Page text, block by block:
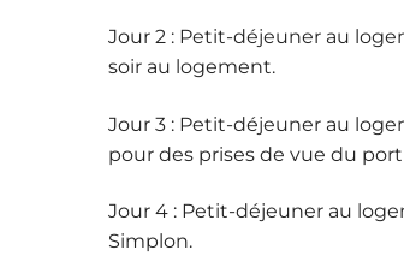
Jour 2 : Petit-déjeuner au
soir au logement.
Jour 3 : Petit-déjeuner au
pour des prises de vue du
Jour 4 : Petit-déjeuner au
Simplon.